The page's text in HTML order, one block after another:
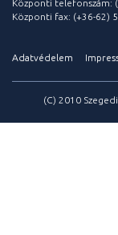
Központi telefonszám:
Központi fax: (+36-62)
Adatvédelem
(C) 2010